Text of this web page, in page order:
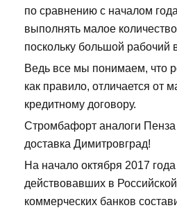
по сравнению с началом
выполнять малое
поскольку большой рабочий
Ведь все мы понимаем, что
как правило, отличается от
кредитному договору.
Стромбафорт аналоги
доставка Димитровград!
На начало октября 2017
действовавших в
коммерческих банков